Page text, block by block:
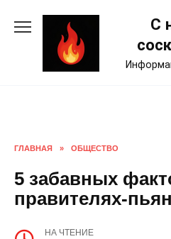
С
ГЛАВНАЯ » ОБЩЕСТВО
5 забавных
правителях-
НА ЧТЕНИЕ